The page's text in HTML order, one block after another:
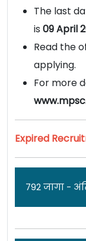
The last
is 09 April
Read the
applying.
For more
Expired
792 जागा -